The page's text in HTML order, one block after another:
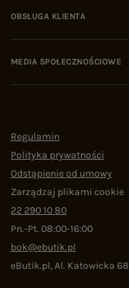
OBSŁUGA KLIENTA
MEDIA SPOŁECZNOŚCIOWE
Regulamin
Polityka prywatności
Odstąpienie od umowy
Zarządzaj plikami cookie
22 290 10 80
Pn.-Pt. 08:00-16:00
bok@ebutik.pl
eButik.pl,Al. Katowicka 68